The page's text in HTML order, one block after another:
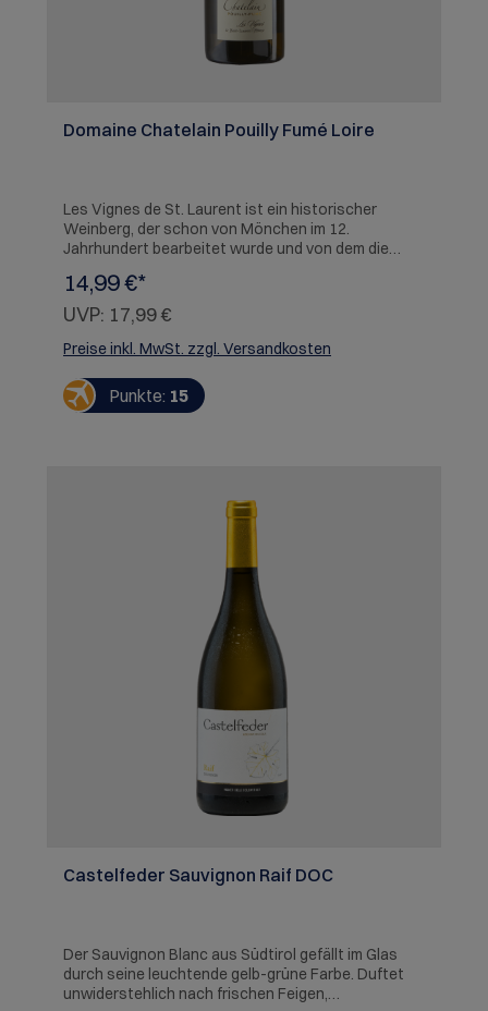
Domaine Chatelain Pouilly Fumé Loire
Les Vignes de St. Laurent ist ein historischer
Weinberg, der schon von Mönchen im 12.
Jahrhundert bearbeitet wurde und von dem die
zeigt sich eine helle, leicht goldgelbe Färbung. In der
Nase ein intensiver Duft nach frischen
Wiesenblumen und Kräutern, einem Hauch
Stachelbeeren und der für die Region so typischen
bester Harmonie alle Aromen wieder zusammen,
begleitet von einer dezenten, frischen Mineralität.
14,99 €*
UVP: 17,99 €
Preise inkl. MwSt. zzgl. Versandkosten
Punkte: 15
Castelfeder Sauvignon Raif DOC
Der Sauvignon Blanc aus Südtirol gefällt im Glas
durch seine leuchtende gelb-grüne Farbe. Duftet
unwiderstehlich nach frischen Feigen,